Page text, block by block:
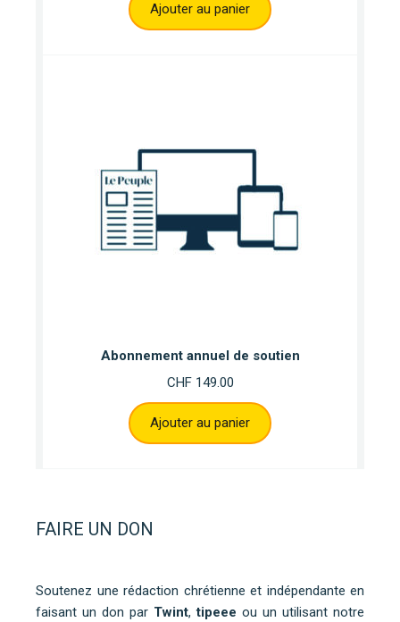
Ajouter au panier
Abonnement annuel de soutien
CHF149.00
Ajouter au panier
FAIRE UN DON
Soutenez une rédaction chrétienne et indépendante en
faisant un don par Twint,tipeee ou un utilisant notre